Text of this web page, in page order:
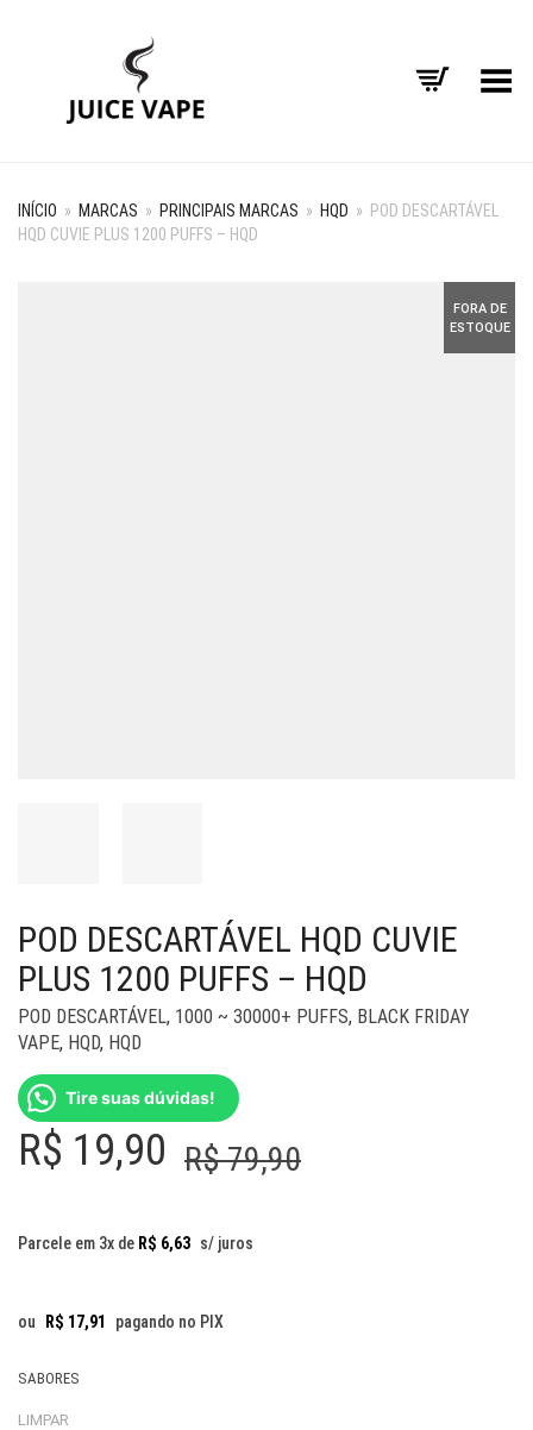
Alternar Menu
INÍCIO » MARCAS » PRINCIPAIS MARCAS » HQD » POD DESCARTÁVEL
HQD CUVIE PLUS 1200 PUFFS – HQD
FORA DE
ESTOQUE
POD DESCARTÁVEL HQD CUVIE
PLUS 1200 PUFFS – HQD
POD DESCARTÁVEL, 1000 ~ 30000+ PUFFS, BLACK FRIDAY
VAPE, HQD, HQD
Tire suas dúvidas!
R$79,90O
R$ 19,90
O
Parcele em 3x de R$ 6,63 s/ juros
ou R$ 17,91 pagando no PIX
SABORES
LIMPAR